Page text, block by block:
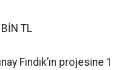
TL
Fındık’ın projesine 1